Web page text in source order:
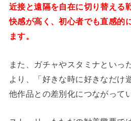
近接と遠隔を自在に切り替える
快感が高く、初心者でも直感的
ます。
また、ガチャやスタミナといっ
より、「好きな時に好きなだけ
他作品との差別化につながって